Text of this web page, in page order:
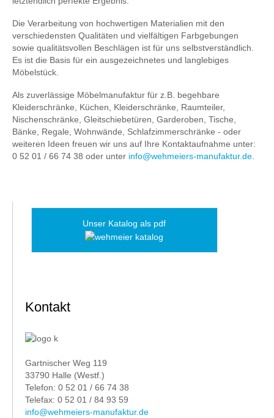
Die Verarbeitung von hochwertigen Materialien mit den
verschiedensten Qualitäten und vielfältigen Farbgebungen
sowie qualitätsvollen Beschlägen ist für uns selbstverständlich.
Es ist die Basis für ein ausgezeichnetes und langlebiges
Möbelstück.
Als zuverlässige Möbelmanufaktur für z.B. begehbare
Kleiderschränke, Küchen, Kleiderschränke, Raumteiler,
Nischenschränke, Gleitschiebetüren, Garderoben, Tische,
Bänke, Regale, Wohnwände, Schlafzimmerschränke - oder
weiteren Ideen freuen wir uns auf Ihre Kontaktaufnahme unter:
0 52 01 / 66 74 38 oder unter info@wehmeiers-manufaktur.de.
Unser Katalog als pdf
Kontakt
Gartnischer Weg 119
33790 Halle (Westf.)
Telefon: 0 52 01 / 66 74 38
Telefax: 0 52 01 / 84 93 59
info@wehmeiers-manufaktur.de